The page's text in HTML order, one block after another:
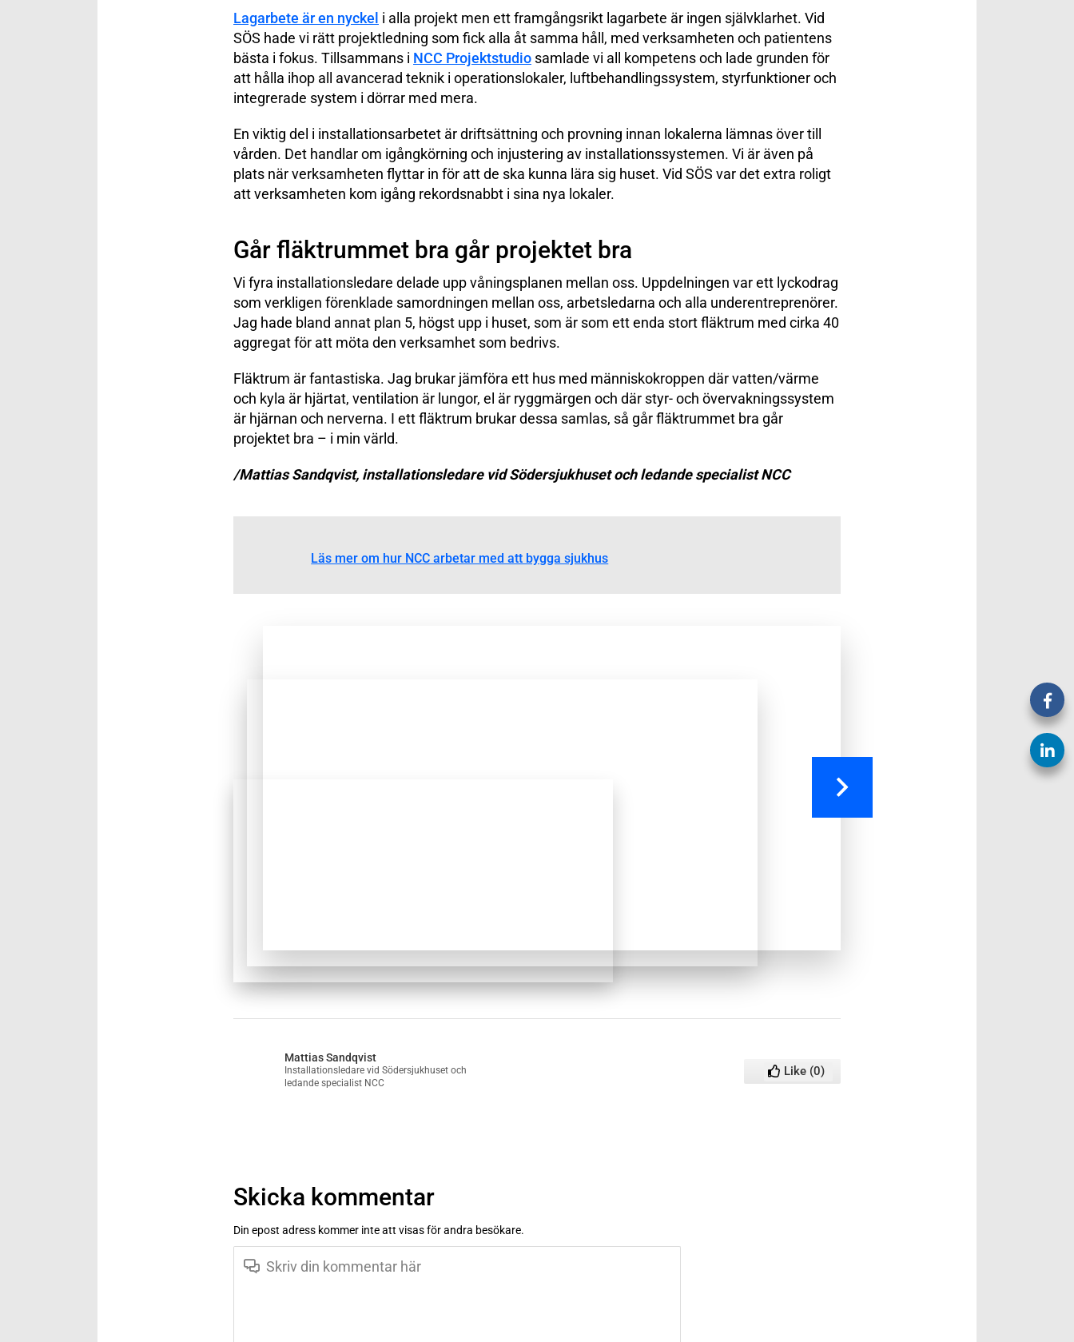
Lagarbete är en nyckel i alla projekt men ett framgångsrikt lagarbete är ingen självklarhet. Vid
SÖS hade vi rätt projektledning som fick alla åt samma håll, med verksamheten och patientens
bästa i fokus. Tillsammans i NCC Projektstudio samlade vi all kompetens och lade grunden för
att hålla ihop all avancerad teknik i operationslokaler, luftbehandlingssystem, styrfunktioner och
integrerade system i dörrar med mera.
En viktig del i installationsarbetet är driftsättning och provning innan lokalerna lämnas över till
vården. Det handlar om igångkörning och injustering av installationssystemen. Vi är även på
plats när verksamheten flyttar in för att de ska kunna lära sig huset. Vid SÖS var det extra roligt
att verksamheten kom igång rekordsnabbt i sina nya lokaler.
Går fläktrummet bra går projektet bra
Vi fyra installationsledare delade upp våningsplanen mellan oss. Uppdelningen var ett lyckodrag
som verkligen förenklade samordningen mellan oss, arbetsledarna och alla underentreprenörer.
Jag hade bland annat plan 5, högst upp i huset, som är som ett enda stort fläktrum med cirka 40
aggregat för att möta den verksamhet som bedrivs.
Fläktrum är fantastiska. Jag brukar jämföra ett hus med människokroppen där vatten/värme
och kyla är hjärtat, ventilation är lungor, el är ryggmärgen och där styr- och övervakningssystem
är hjärnan och nerverna. I ett fläktrum brukar dessa samlas, så går fläktrummet bra går
projektet bra – i min värld.
/Mattias Sandqvist, installationsledare vid Södersjukhuset och ledande specialist NCC
Läs mer om hur NCC arbetar med att bygga sjukhus
Mattias Sandqvist
Installationsledare vid Södersjukhuset och
ledande specialist NCC
Like (0)
Skicka kommentar
Din epost adress kommer inte att visas för andra besökare.